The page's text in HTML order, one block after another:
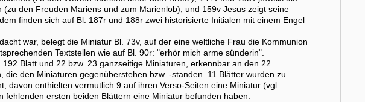
den Freuden Mariens und zum Marienlob), und 159v Jesus zeigt seine
finden sich auf Bl. 187r und 188r zwei historisierte Initialen mit einem Engel
war, belegt die Miniatur Bl. 73v, auf der eine weltliche Frau die Kommunion
Textstellen wie auf Bl. 90r: "erhör mich arme sünderin".
Blatt und 22 bzw. 23 ganzseitige Miniaturen, erkennbar an den 22
den Miniaturen gegenüberstehen bzw. -standen. 11 Blätter wurden zu
davon enthielten vermutlich 9 auf ihren Verso-Seiten eine Miniatur (vgl.
fehlenden ersten beiden Blättern eine Miniatur befunden haben.